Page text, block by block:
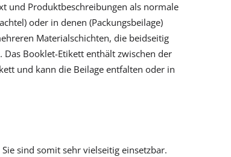
und Produktbeschreibungen als normale
oder in denen (Packungsbeilage)
Materialschichten, die beidseitig
Booklet-Etikett enthält zwischen der
und kann die Beilage entfalten oder in
sind somit sehr vielseitig einsetzbar.